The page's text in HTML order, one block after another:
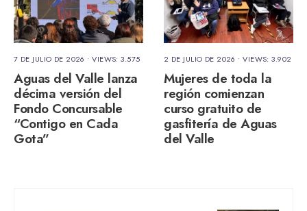
7 DE JULIO DE 2026 •VIEWS: 3.575
Aguas del Valle lanza
décima versión del
Fondo Concursable
“Contigo en Cada
Gota”
2 DE JULIO DE 2026 •VIEWS: 3.902
Mujeres de toda la
región comienzan
curso gratuito de
gasfitería de Aguas
del Valle